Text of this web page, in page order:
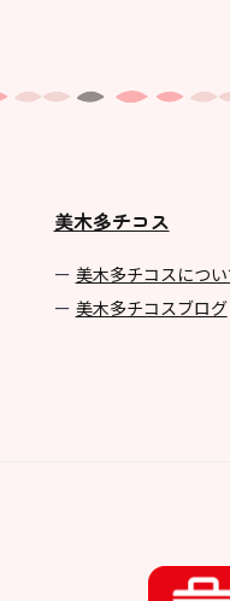
美木多チコス
美⽊多チコスについ
美⽊多チコスブログ